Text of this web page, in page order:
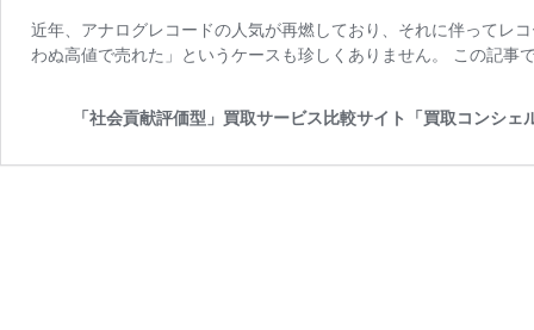
近年、アナログレコードの人気が再燃しており、それに伴ってレ
わぬ高値で売れた」というケースも珍しくありません。 この記
「社会貢献評価型」買取サービス比較サイト「買取コンシェ